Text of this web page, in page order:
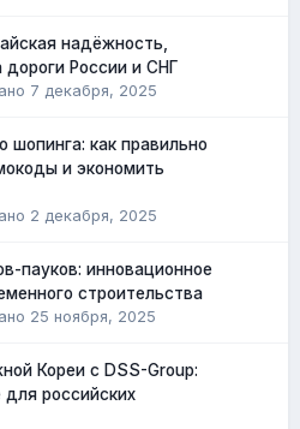
надёжность,
дороги России и СНГ
7 декабря, 2025
шопинга: как правильно
и экономить
2 декабря, 2025
пауков: инновационное
строительства
25 ноября, 2025
Кореи с DSS-Group:
российских